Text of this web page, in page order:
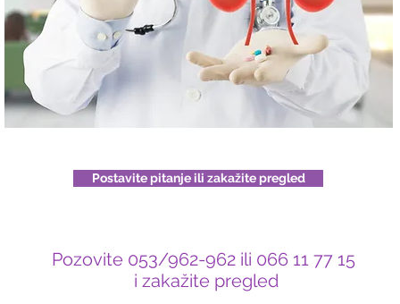
Postavite pitanje ili zakažite pregled
Pozovite 053/962-962 ili 066 11 77 15
i zakažite pregled